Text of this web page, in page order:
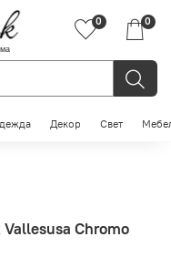
0 0
Декор Свет
Vallesusa Chromo